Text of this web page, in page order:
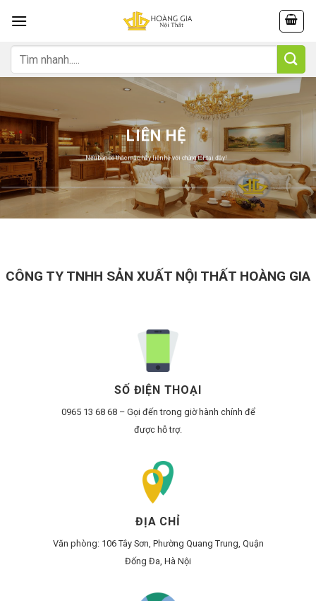
content
Tìm
kiếm:
LIÊN HỆ
Nếu bạn có thắc mắc, hãy liên hệ với chúng tôi tại đây!
CÔNG TY TNHH SẢN XUẤT NỘI THẤT HOÀNG GIA
SỐ ĐIỆN THOẠI
0965 13 68 68 – Gọi đến trong giờ hành chính để
được hỗ trợ.
ĐỊA CHỈ
Văn phòng: 106 Tây Sơn, Phường Quang Trung, Quận
Đống Đa, Hà Nội